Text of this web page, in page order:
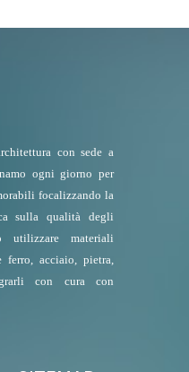
con sede a
ogni giorno per
focalizzando la
sulla qualità degli
utilizzare materiali
ferro, acciaio, pietra,
con cura con